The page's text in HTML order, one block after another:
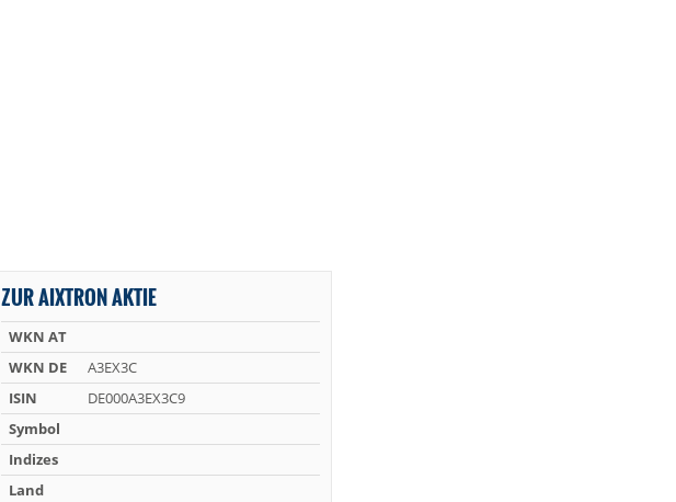
ZUR AIXTRON AKTIE
WKN AT
WKN DE
A3EX3C
ISIN
DE000A3EX3C9
Symbol
Indizes
Land